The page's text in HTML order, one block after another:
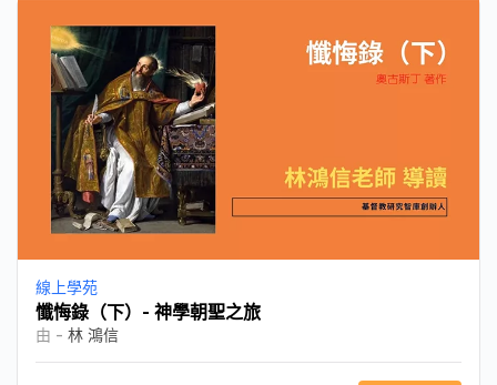
線上學苑
懺悔錄（下）- 神學朝聖之旅
由 - 林 鴻信